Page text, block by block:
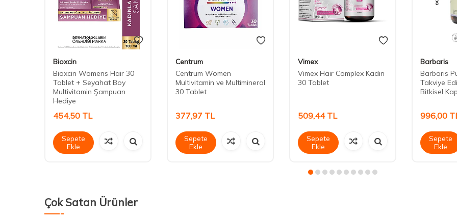
Bioxcin
Bioxcin Womens Hair 30
Tablet + Seyahat Boy
Multivitamin Şampuan
Hediye
454,50 TL
Sepete
Ekle
Centrum
Centrum Women
Multivitamin ve Multimineral
30 Tablet
377,97 TL
Sepete
Ekle
Vimex
Vimex Hair Complex Kadın
30 Tablet
509,44TL
Sepete
Ekle
Barbaris
Barbaris
Takviye
Bitkisel
996,00
Sepete
Ekle
Çok Satan Ürünler